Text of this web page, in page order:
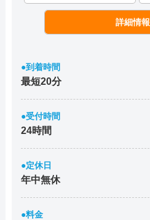
詳細情報
●到着時間
最短20分
●受付時間
24時間
●定休日
年中無休
●料金